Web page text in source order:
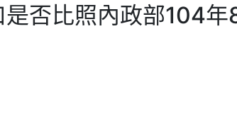
否比照內政部104